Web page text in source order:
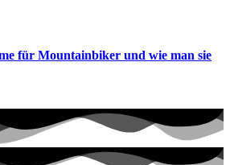
für Mountainbiker und wie man sie